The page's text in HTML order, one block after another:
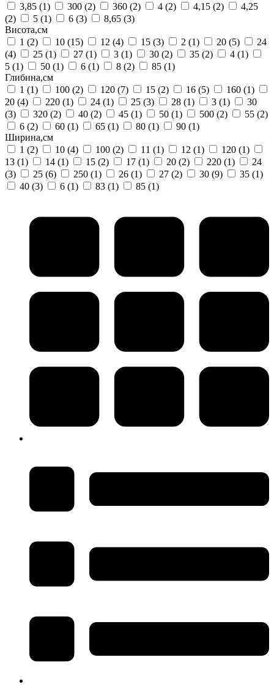
3,85 (1) 300 (2) 360 (2) 4 (2) 4,15 (2)
4,25
(2)
5 (1) 6 (3) 8,65 (3)
Висота,см
1 (2) 10 (15) 12 (4) 15 (3) 2 (1) 20 (5)
24
(4)
25 (1) 27 (1) 3 (1) 30 (2) 35 (2) 4 (1)
5 (1) 50 (1) 6 (1) 8 (2) 85 (1)
Глибина,см
1 (1) 100 (2) 120 (7) 15 (2) 16 (5) 160 (1)
20 (4) 220 (1) 24 (1) 25 (3) 28 (1) 3 (1)
30
(3)
320 (2) 40 (2) 45 (1) 50 (1) 500 (2) 55 (2)
6 (2) 60 (1) 65 (1) 80 (1) 90 (1)
Ширина,см
1 (2) 10 (4) 100 (2) 11 (1) 12 (1) 120 (1)
13 (1) 14 (1) 15 (2) 17 (1) 20 (2) 220 (1)
24
(3)
25 (6) 250 (1) 26 (1) 27 (2) 30 (9) 35 (1)
40 (3) 6 (1) 83 (1) 85 (1)